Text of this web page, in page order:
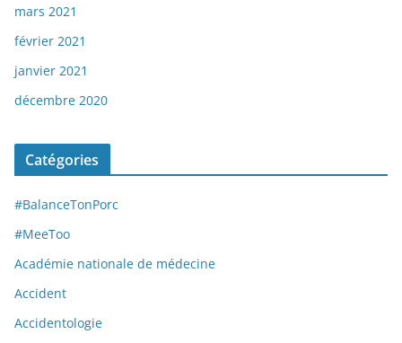
mars 2021
février 2021
janvier 2021
décembre 2020
Catégories
#BalanceTonPorc
#MeeToo
Académie nationale de médecine
Accident
Accidentologie